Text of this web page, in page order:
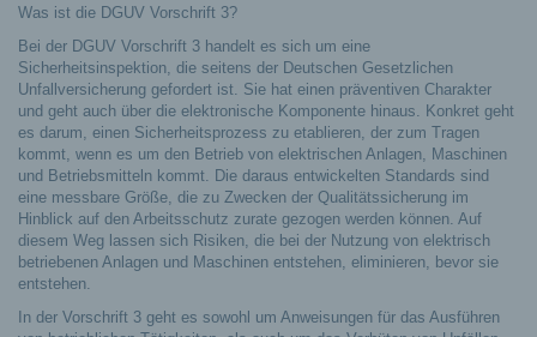
Was ist die DGUV Vorschrift 3?
Bei der DGUV Vorschrift 3 handelt es sich um eine
Sicherheitsinspektion, die seitens der Deutschen Gesetzlichen
Unfallversicherung gefordert ist. Sie hat einen präventiven Charakter
und geht auch über die elektronische Komponente hinaus. Konkret geht
es darum, einen Sicherheitsprozess zu etablieren, der zum Tragen
kommt, wenn es um den Betrieb von elektrischen Anlagen, Maschinen
und Betriebsmitteln kommt. Die daraus entwickelten Standards sind
eine messbare Größe, die zu Zwecken der Qualitätssicherung im
Hinblick auf den Arbeitsschutz zurate gezogen werden können. Auf
diesem Weg lassen sich Risiken, die bei der Nutzung von elektrisch
betriebenen Anlagen und Maschinen entstehen, eliminieren, bevor sie
entstehen.
In der Vorschrift 3 geht es sowohl um Anweisungen für das Ausführen